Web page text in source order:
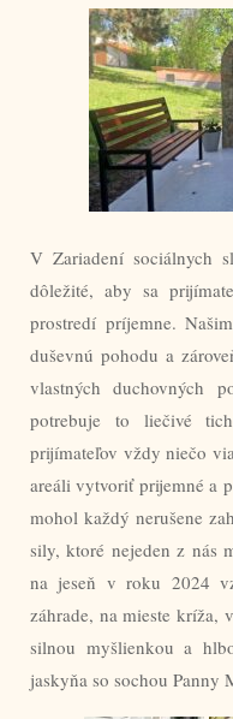
V Zariadení sociálnych
dôležité, aby sa
prostredí príjemne.
duševnú pohodu a
vlastných duchovných
potrebuje to liečivé
prijímateľov vždy niečo
areáli vytvoriť prijemné a
mohol každý nerušene
sily, ktoré nejeden z nás
na jeseň v roku 2024
záhrade, na mieste kríža,
silnou myšlienkou a
jaskyňa so sochou Panny